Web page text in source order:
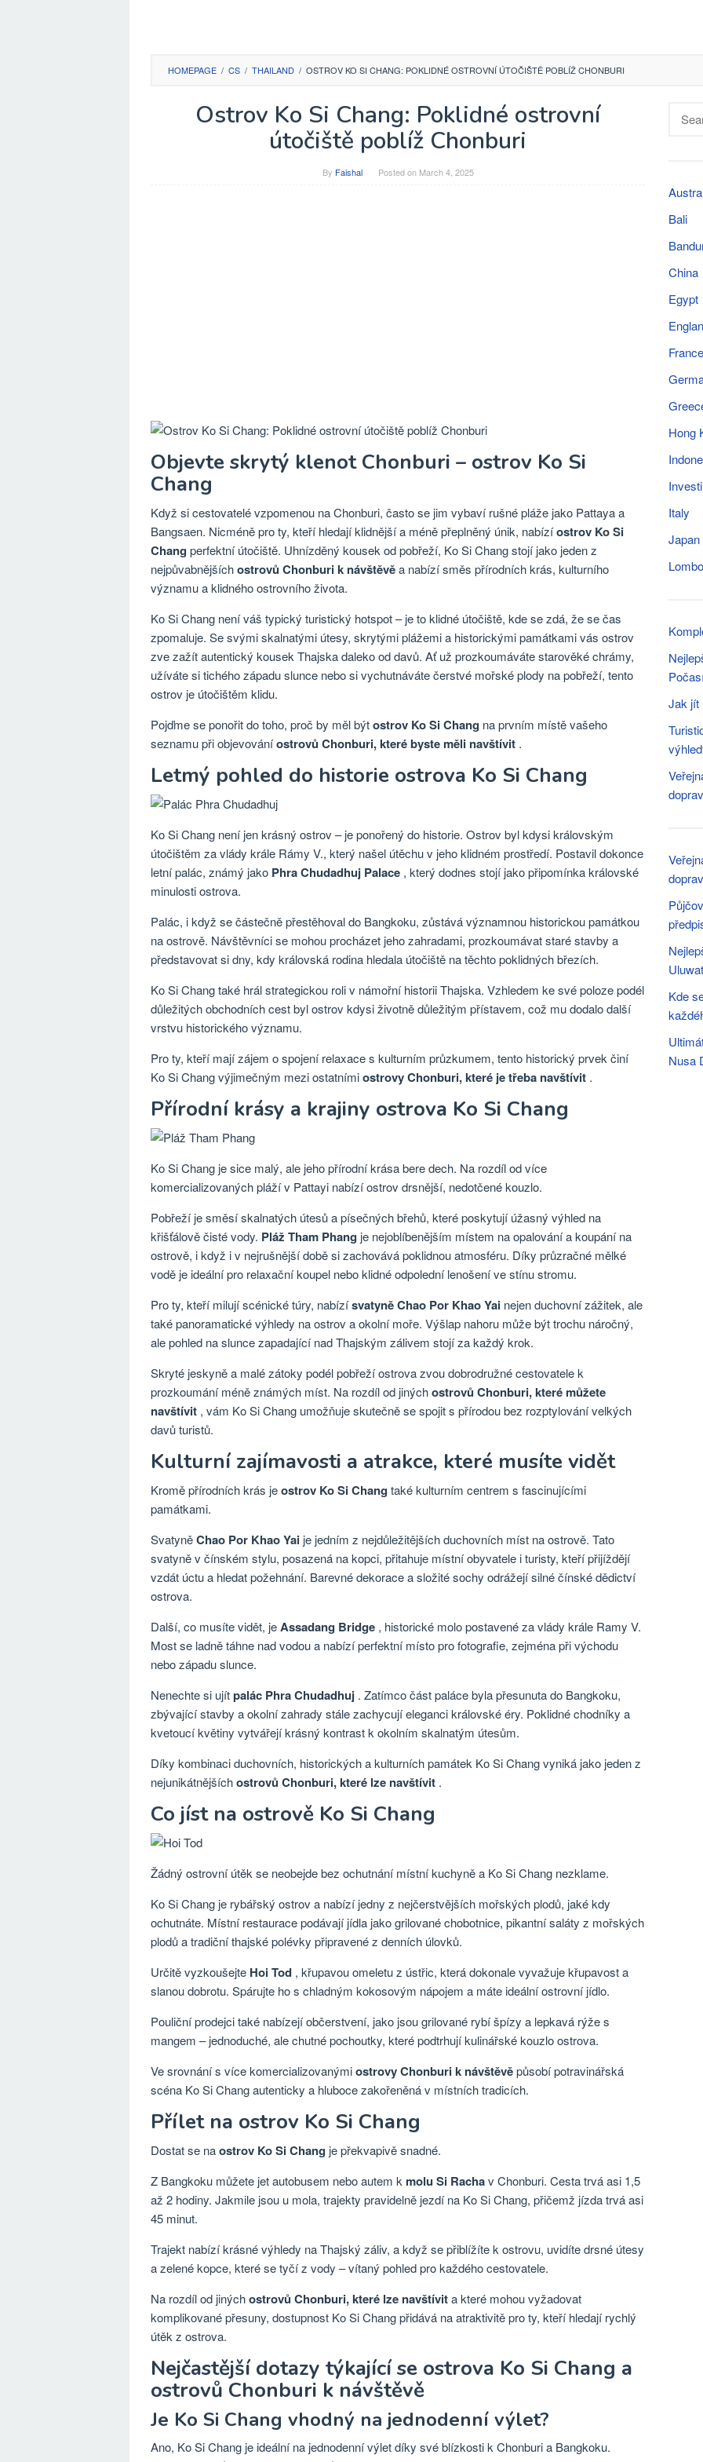
HOMEPAGE / CS / THAILAND / OSTROV KO SI CHANG: POKLIDNÉ OSTROVNÍ ÚTOČIŠTĚ POBLÍŽ CHONBURI
Ostrov Ko Si Chang: Poklidné ostrovní
útočiště poblíž Chonburi
By Faishal Posted on March 4, 2025
Objevte skrytý klenot Chonburi – ostrov Ko Si
Chang
Když si cestovatelé vzpomenou na Chonburi, často se jim vybaví rušné pláže jako Pattaya a
Bangsaen. Nicméně pro ty, kteří hledají klidnější a méně přeplněný únik, nabízíostrov Ko Si
Chang perfektní útočiště. Uhnízděný kousek od pobřeží, Ko Si Chang stojí jako jeden z
nejpůvabnějšíchostrovů Chonburi k návštěvěa nabízí směs přírodních krás, kulturního
významu a klidného ostrovního života.
Ko Si Chang není váš typický turistický hotspot – je to klidné útočiště, kde se zdá, že se čas
zpomaluje. Se svými skalnatými útesy, skrytými plážemi a historickými památkami vás ostrov
zve zažít autentický kousek Thajska daleko od davů. Ať už prozkoumáváte starověké chrámy,
užíváte si tichého západu slunce nebo si vychutnáváte čerstvé mořské plody na pobřeží, tento
ostrov je útočištěm klidu.
Pojďme se ponořit do toho, proč by měl býtostrov Ko Si Chang na prvním místě vašeho
seznamu při objevováníostrovů Chonburi, které byste měli navštívit .
Letmý pohled do historie ostrova Ko Si Chang
Ko Si Chang není jen krásný ostrov – je ponořený do historie. Ostrov byl kdysi královským
útočištěm za vlády krále Rámy V., který našel útěchu v jeho klidném prostředí. Postavil dokonce
letní palác, známý jako Phra Chudadhuj Palace , který dodnes stojí jako připomínka královské
minulosti ostrova.
Palác, i když se částečně přestěhoval do Bangkoku, zůstává významnou historickou památkou
na ostrově. Návštěvníci se mohou procházet jeho zahradami, prozkoumávat staré stavby a
představovat si dny, kdy královská rodina hledala útočiště na těchto poklidných březích.
Ko Si Chang také hrál strategickou roli v námořní historii Thajska. Vzhledem ke své poloze podél
důležitých obchodních cest byl ostrov kdysi životně důležitým přístavem, což mu dodalo další
vrstvu historického významu.
Pro ty, kteří mají zájem o spojení relaxace s kulturním průzkumem, tento historický prvek činí
Ko Si Chang výjimečným mezi ostatnímiostrovy Chonburi, které je třeba navštívit .
Přírodní krásy a krajiny ostrova Ko Si Chang
Ko Si Chang je sice malý, ale jeho přírodní krása bere dech. Na rozdíl od více
komercializovaných pláží v Pattayi nabízí ostrov drsnější, nedotčené kouzlo.
Pobřeží je směsí skalnatých útesů a písečných břehů, které poskytují úžasný výhled na
křišťálově čisté vody. Pláž Tham Phang je nejoblíbenějším místem na opalování a koupání na
ostrově, i když i v nejrušnější době si zachovává poklidnou atmosféru. Díky průzračné mělké
vodě je ideální pro relaxační koupel nebo klidné odpolední lenošení ve stínu stromu.
Pro ty, kteří milují scénické túry, nabízísvatyně Chao Por Khao Yai nejen duchovní zážitek, ale
také panoramatické výhledy na ostrov a okolní moře. Výšlap nahoru může být trochu náročný,
ale pohled na slunce zapadající nad Thajským zálivem stojí za každý krok.
Skryté jeskyně a malé zátoky podél pobřeží ostrova zvou dobrodružné cestovatele k
prozkoumání méně známých míst. Na rozdíl od jinýchostrovů Chonburi, které můžete
navštívit , vám Ko Si Chang umožňuje skutečně se spojit s přírodou bez rozptylování velkých
davů turistů.
Kulturní zajímavosti a atrakce, které musíte vidět
Kromě přírodních krás jeostrov Ko Si Chang také kulturním centrem s fascinujícími
památkami.
SvatyněChao Por Khao Yai je jedním z nejdůležitějších duchovních míst na ostrově. Tato
svatyně v čínském stylu, posazená na kopci, přitahuje místní obyvatele i turisty, kteří přijíždějí
vzdát úctu a hledat požehnání. Barevné dekorace a složité sochy odrážejí silné čínské dědictví
ostrova.
Další, co musíte vidět, jeAssadang Bridge , historické molo postavené za vlády krále Ramy V.
Most se ladně táhne nad vodou a nabízí perfektní místo pro fotografie, zejména při východu
nebo západu slunce.
Nenechte si ujítpalác Phra Chudadhuj . Zatímco část paláce byla přesunuta do Bangkoku,
zbývající stavby a okolní zahrady stále zachycují eleganci královské éry. Poklidné chodníky a
kvetoucí květiny vytvářejí krásný kontrast k okolním skalnatým útesům.
Díky kombinaci duchovních, historických a kulturních památek Ko Si Chang vyniká jako jeden z
nejunikátnějšíchostrovů Chonburi, které lze navštívit .
Co jíst na ostrově Ko Si Chang
Žádný ostrovní útěk se neobejde bez ochutnání místní kuchyně a Ko Si Chang nezklame.
Ko Si Chang je rybářský ostrov a nabízí jedny z nejčerstvějších mořských plodů, jaké kdy
ochutnáte. Místní restaurace podávají jídla jako grilované chobotnice, pikantní saláty z mořských
plodů a tradiční thajské polévky připravené z denních úlovků.
Určitě vyzkoušejte Hoi Tod , křupavou omeletu z ústřic, která dokonale vyvažuje křupavost a
slanou dobrotu. Spárujte ho s chladným kokosovým nápojem a máte ideální ostrovní jídlo.
Pouliční prodejci také nabízejí občerstvení, jako jsou grilované rybí špízy a lepkavá rýže s
mangem – jednoduché, ale chutné pochoutky, které podtrhují kulinářské kouzlo ostrova.
Ve srovnání s více komercializovanýmiostrovy Chonburi k návštěvěpůsobí potravinářská
scéna Ko Si Chang autenticky a hluboce zakořeněná v místních tradicích.
Přílet na ostrov Ko Si Chang
Dostat se naostrov Ko Si Chang je překvapivě snadné.
Z Bangkoku můžete jet autobusem nebo autem k molu Si Rachav Chonburi. Cesta trvá asi 1,5
až 2 hodiny. Jakmile jsou u mola, trajekty pravidelně jezdí na Ko Si Chang, přičemž jízda trvá asi
45 minut.
Trajekt nabízí krásné výhledy na Thajský záliv, a když se přiblížíte k ostrovu, uvidíte drsné útesy
a zelené kopce, které se tyčí z vody – vítaný pohled pro každého cestovatele.
Na rozdíl od jinýchostrovů Chonburi, které lze navštívita které mohou vyžadovat
komplikované přesuny, dostupnost Ko Si Chang přidává na atraktivitě pro ty, kteří hledají rychlý
útěk z ostrova.
Nejčastější dotazy týkající se ostrova Ko Si Chang a
ostrovů Chonburi k návštěvě
Je Ko Si Chang vhodný na jednodenní výlet?
Ano, Ko Si Chang je ideální na jednodenní výlet díky své blízkosti k Chonburi a Bangkoku.
Bali
China
Egypt
France
Hong
Italy
Japan
Jak jít
Kde
Nusa